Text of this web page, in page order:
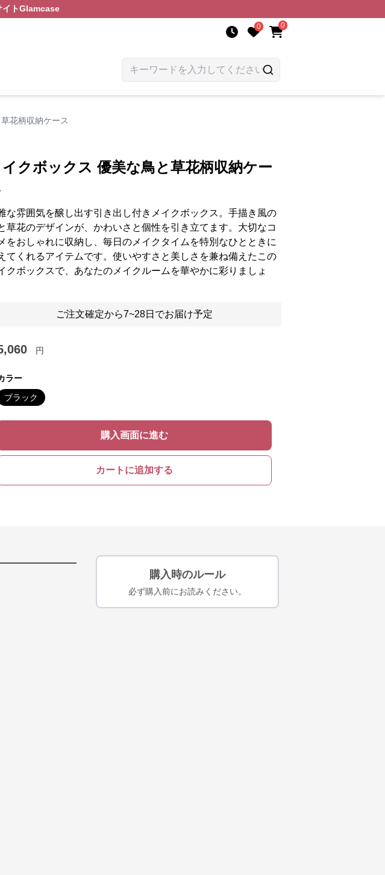
トGlamcase
0 0
花柄収納ケース
イクボックス 優美な鳥と草花柄収納ケー
な雰囲気を醸し出す引き出し付きメイクボックス。手描き風の
草花のデザインが、かわいさと個性を引き立てます。大切なコ
をおしゃれに収納し、毎日のメイクタイムを特別なひとときに
てくれるアイテムです。使いやすさと美しさを兼ね備えたこの
クボックスで、あなたのメイクルームを華やかに彩りましょ
ご注文確定から7~28日でお届け予定
円
ラー
ブラック
購入画面に進む
カートに追加する
購入時のルール
必ず購入前にお読みください。